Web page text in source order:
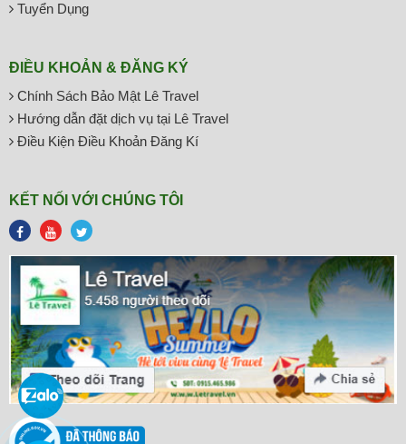
Tuyển Dụng
ĐIỀU KHOẢN & ĐĂNG KÝ
Chính Sách Bảo Mật Lê Travel
Hướng dẫn đặt dịch vụ tại Lê Travel
Điều Kiện Điều Khoản Đăng Kí
KẾT NỐI VỚI CHÚNG TÔI